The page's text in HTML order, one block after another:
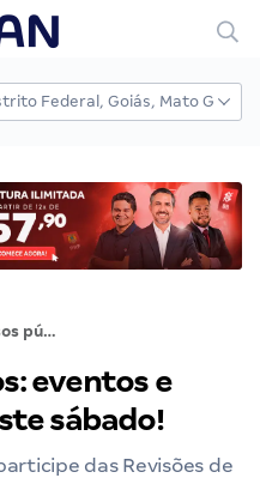
Concursos públicos: eventos e aulas gratuitas deste sábado!
eventos e
sábado!
das Revisões de